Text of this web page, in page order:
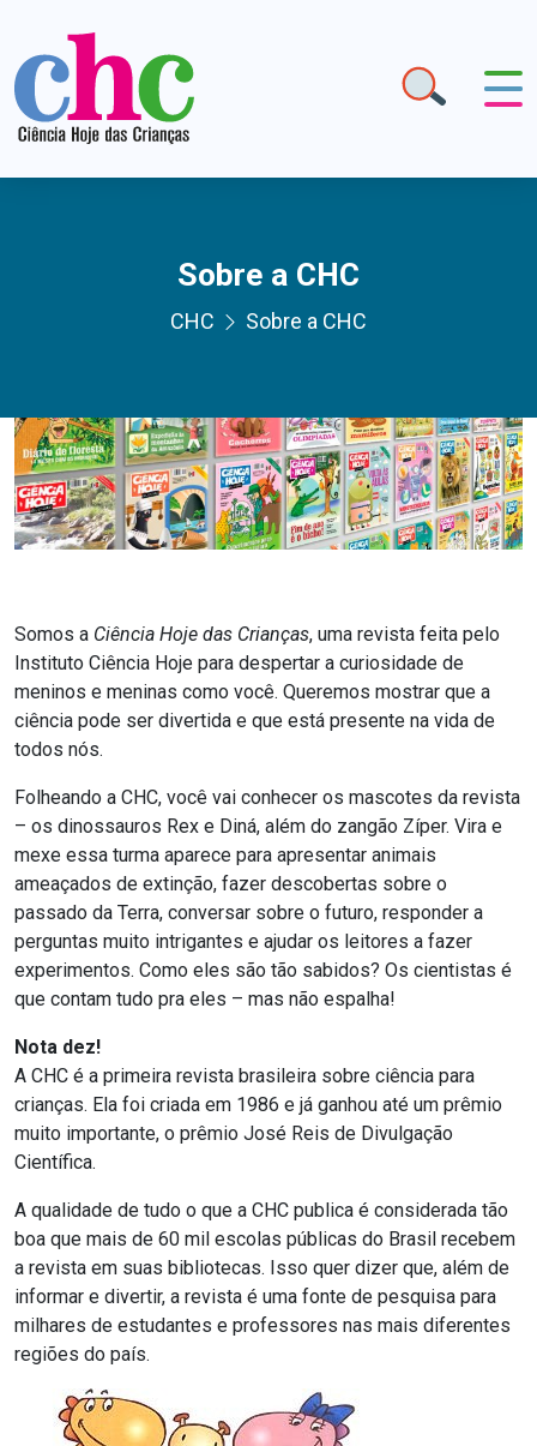
Sobre a CHC
CHC Sobre a CHC
Somos a Ciência Hoje das Crianças, uma revista feita pelo
Instituto Ciência Hoje para despertar a curiosidade de
meninos e meninas como você. Queremos mostrar que a
ciência pode ser divertida e que está presente na vida de
todos nós.
Folheando a CHC, você vai conhecer os mascotes da revista
– os dinossauros Rex e Diná, além do zangão Zíper. Vira e
mexe essa turma aparece para apresentar animais
ameaçados de extinção, fazer descobertas sobre o
passado da Terra, conversar sobre o futuro, responder a
perguntas muito intrigantes e ajudar os leitores a fazer
experimentos. Como eles são tão sabidos? Os cientistas é
que contam tudo pra eles – mas não espalha!
Nota dez!
A CHC é a primeira revista brasileira sobre ciência para
crianças. Ela foi criada em 1986 e já ganhou até um prêmio
muito importante, o prêmio José Reis de Divulgação
Científica.
A qualidade de tudo o que a CHC publica é considerada tão
boa que mais de 60 mil escolas públicas do Brasil recebem
a revista em suas bibliotecas. Isso quer dizer que, além de
informar e divertir, a revista é uma fonte de pesquisa para
milhares de estudantes e professores nas mais diferentes
regiões do país.